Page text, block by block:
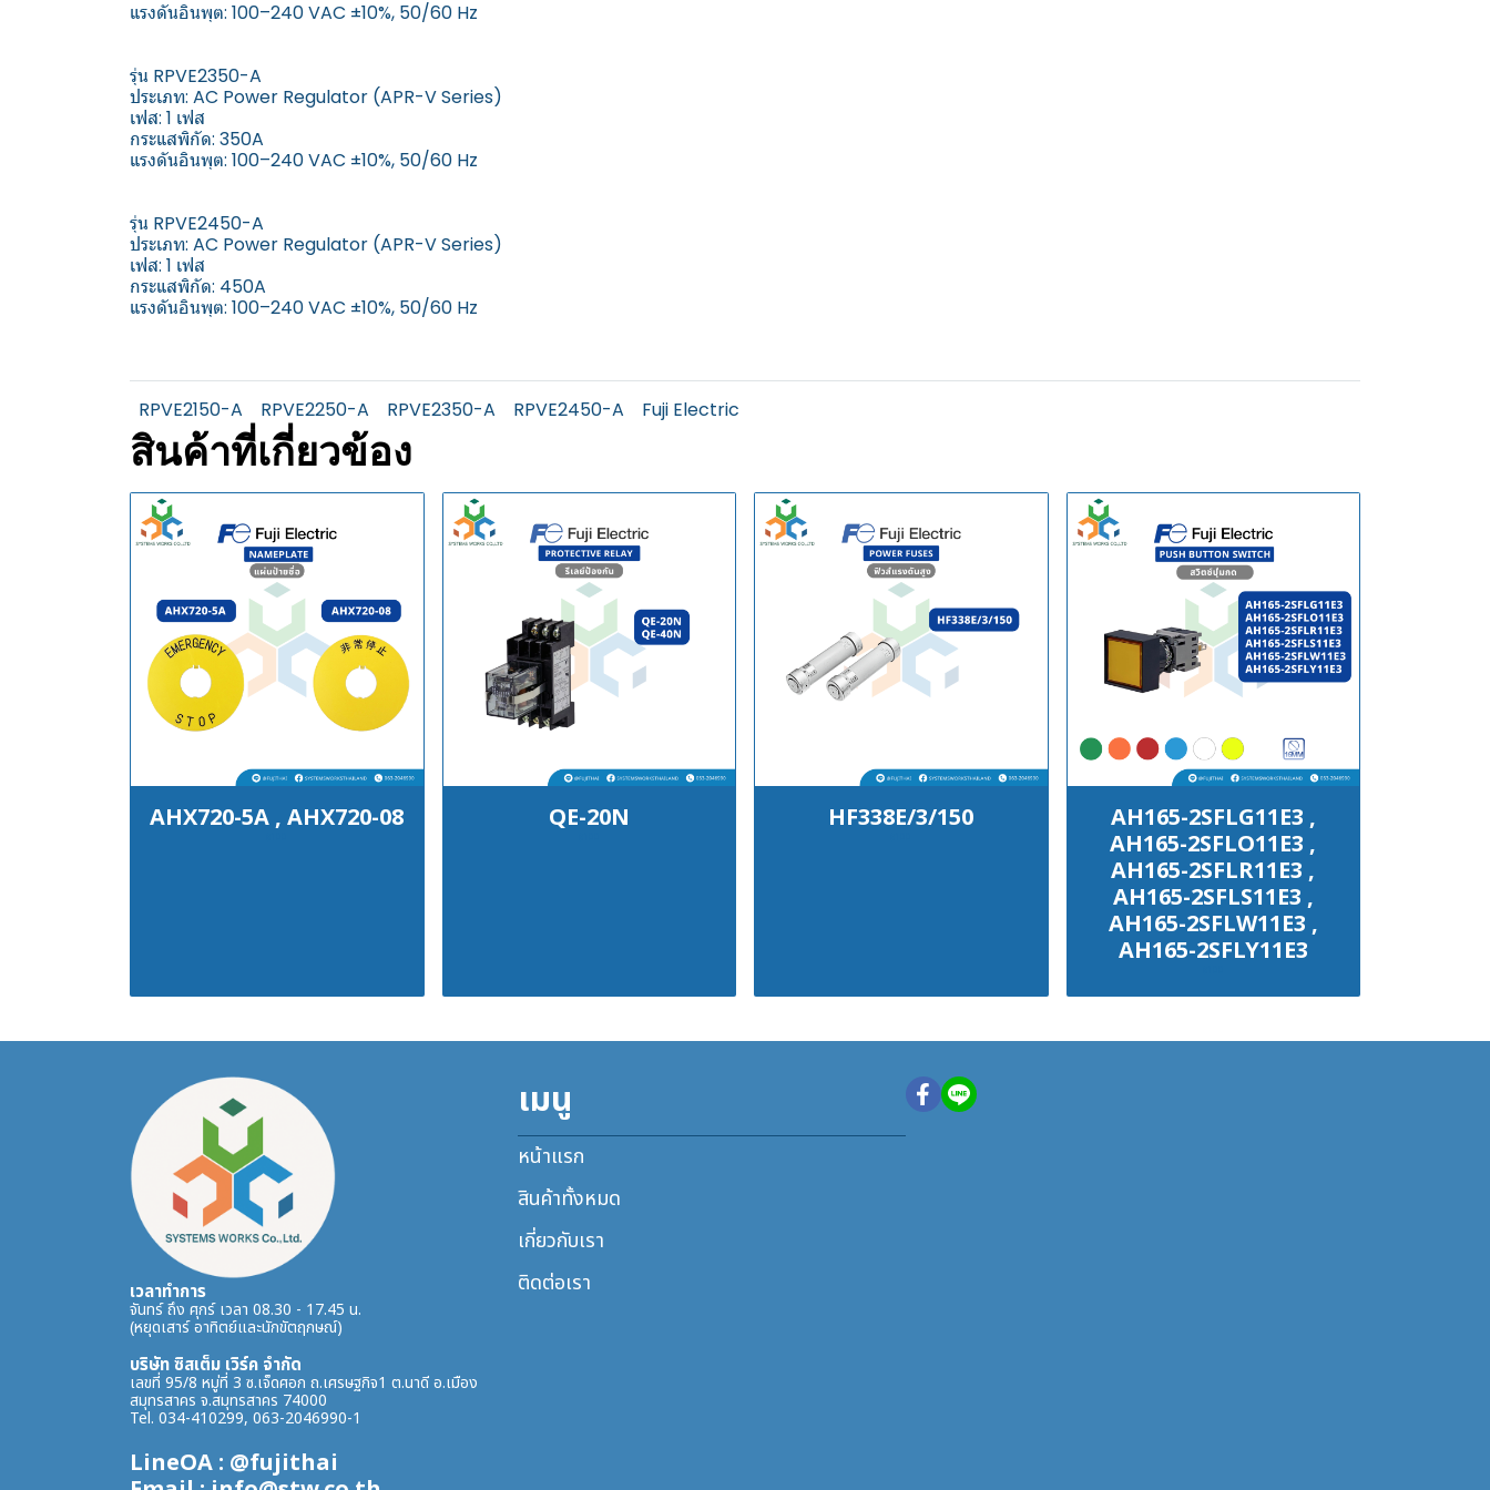
แรงดันอินพุต: 100–240 VAC ±10%, 50/60 Hz
รุ่น RPVE2350-A
ประเภท: AC Power Regulator (APR-V Series)
เฟส: 1 เฟส
กระแสพิกัด: 350A
แรงดันอินพุต: 100–240 VAC ±10%, 50/60 Hz
รุ่น RPVE2450-A
ประเภท: AC Power Regulator (APR-V Series)
เฟส: 1 เฟส
กระแสพิกัด: 450A
แรงดันอินพุต: 100–240 VAC ±10%, 50/60 Hz
RPVE2150-A RPVE2250-A RPVE2350-A RPVE2450-A Fuji Electric
สินค้าที่เกี่ยวข้อง
AHX720-5A , AHX720-08 QE-20N HF338E/3/150
AH165-2SFLG11E3 ,
AH165-2SFLO11E3 ,
AH165-2SFLR11E3 ,
AH165-2SFLS11E3 ,
AH165-2SFLW11E3 ,
AH165-2SFLY11E3
เวลาทำการ
จันทร์ ถึง ศุกร์ เวลา 08.30 - 17.45 น.
(หยุดเสาร์ อาทิตย์และนักขัตฤกษณ์)
บริษัท ซิสเต็ม เวิร์ค จำกัด
เลขที่ 95/8 หมู่ที่ 3 ซ.เจ็ดศอก ถ.เศรษฐกิจ1 ต.นาดี อ.เมือง
สมุทรสาคร จ.สมุทรสาคร 74000
Tel. 034-410299, 063-2046990-1
LineOA : @fujithai
เมนู
หน้าแรก
สินค้าทั้งหมด
เกี่ยวกับเรา
ติดต่อเรา